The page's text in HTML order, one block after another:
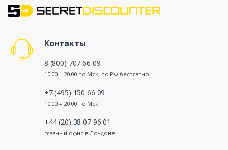
Контакты
8 (800) 707 66 09
10:00 – 20:00 по Мск, по РФ бесплатно
+7 (495) 150 66 09
10:00 – 20:00 по Мск
+44 (20) 38 07 96 01
главный офис в Лондоне